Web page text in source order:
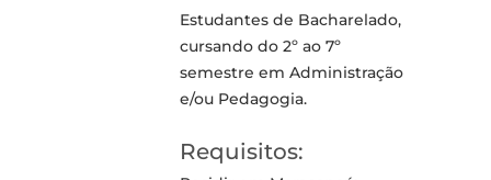
Estudantes de Bacharelado,
cursando do 2º ao 7º
semestre em Administração
e/ou Pedagogia.
Requisitos: